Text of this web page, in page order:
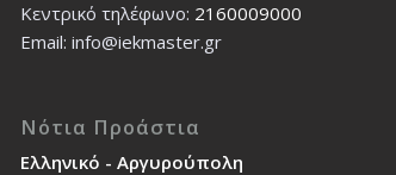
Κεντρικό τηλέφωνο: 2160009000
Εmail: info@iekmaster.gr
Νότια Προάστια
Ελληνικό - Αργυρούπολη